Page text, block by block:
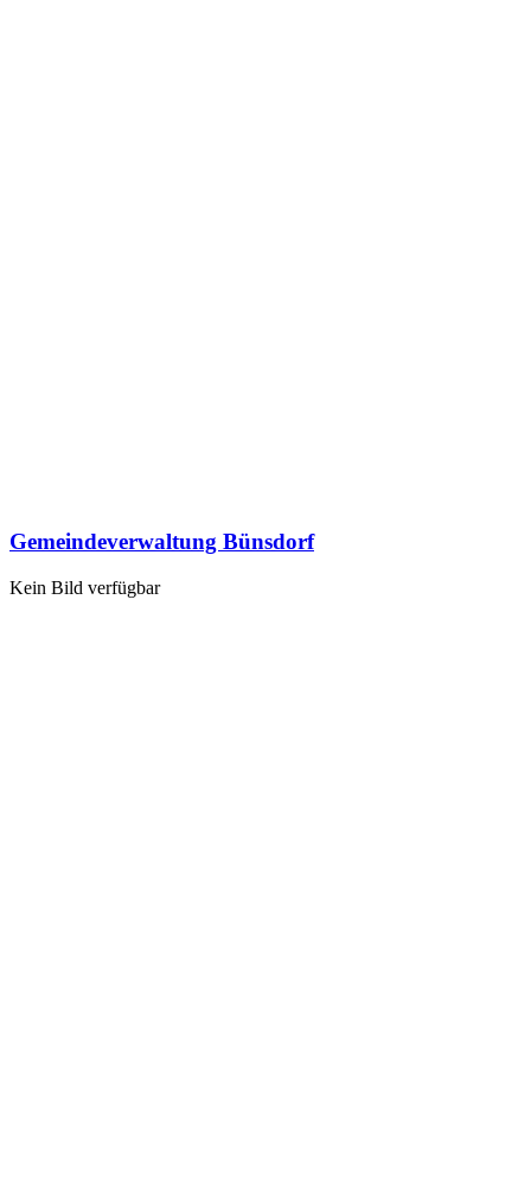
Gemeindeverwaltung Bünsdorf
Kein Bild verfügbar